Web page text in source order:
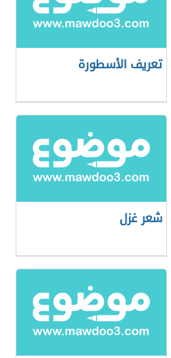
تعريف الأسطورة
شعر غزل